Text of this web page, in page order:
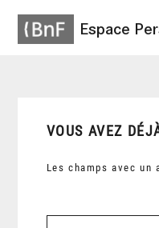
Espace
VOUS AVEZ
Les champs avec